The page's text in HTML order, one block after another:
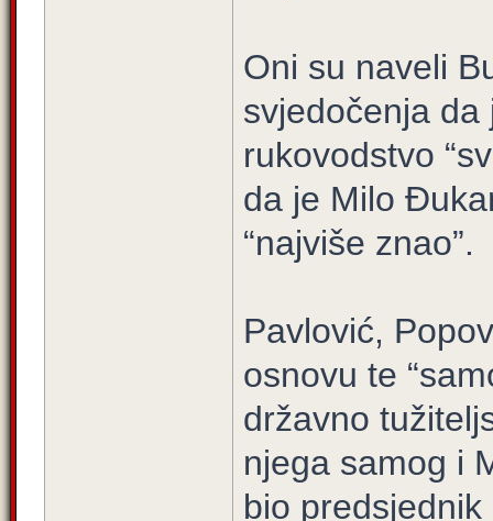
Oni su naveli
svjedočenja
rukovodstvo
da je Milo
“najviše znao”.
Pavlović,
osnovu te
državno
njega samog i
bio